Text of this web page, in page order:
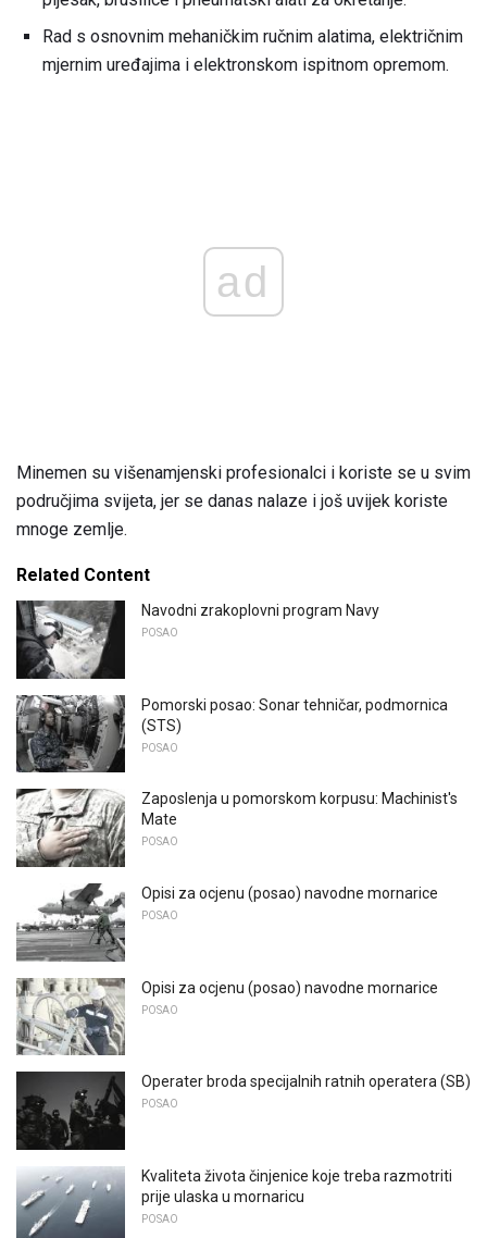
Rad s osnovnim mehaničkim ručnim alatima, električnim
mjernim uređajima i elektronskom ispitnom opremom.
ad
Minemen su višenamjenski profesionalci i koriste se u svim
područjima svijeta, jer se danas nalaze i još uvijek koriste
mnoge zemlje.
Related Content
Navodni zrakoplovni program Navy
POSAO
Pomorski posao: Sonar tehničar, podmornica
(STS)
POSAO
Zaposlenja u pomorskom korpusu: Machinist's
Mate
POSAO
Opisi za ocjenu (posao) navodne mornarice
POSAO
Opisi za ocjenu (posao) navodne mornarice
POSAO
Operater broda specijalnih ratnih operatera (SB)
POSAO
Kvaliteta života činjenice koje treba razmotriti
prije ulaska u mornaricu
POSAO